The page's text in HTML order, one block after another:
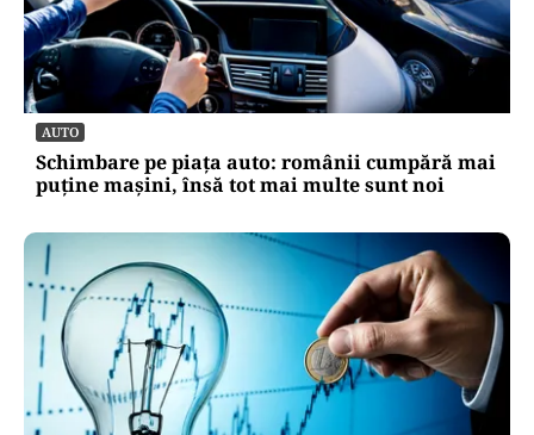
AUTO
Schimbare pe piața auto: românii cumpără mai
puține mașini, însă tot mai multe sunt noi